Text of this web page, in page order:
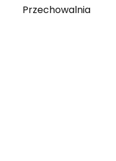
Przechowalnia